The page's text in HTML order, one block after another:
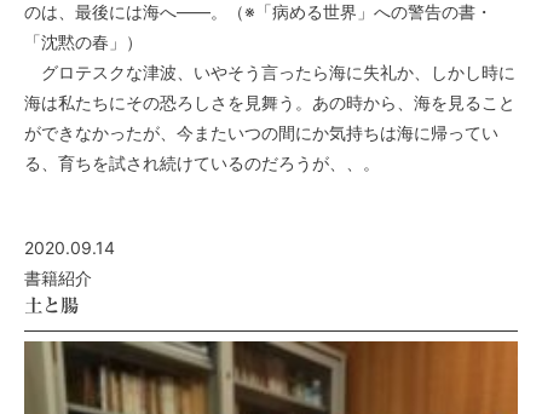
のは、最後には海へ――。（※「病める世界」への警告の書・
「沈黙の春」）
グロテスクな津波、いやそう言ったら海に失礼か、しかし時に
海は私たちにその恐ろしさを見舞う。あの時から、海を見ること
ができなかったが、今またいつの間にか気持ちは海に帰ってい
る、育ちを試され続けているのだろうが、、。
2020.09.14
書籍紹介
土と腸